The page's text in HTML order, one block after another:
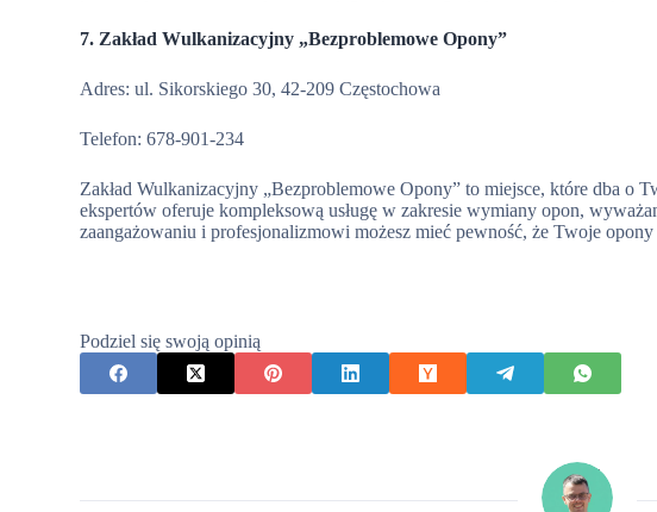
7. Zakład Wulkanizacyjny „Bezproblemowe Opony”
Adres: ul. Sikorskiego 30, 42-209 Częstochowa
Telefon: 678-901-234
Zakład Wulkanizacyjny „Bezproblemowe Opony” to miejsce, które dba o
ekspertów oferuje kompleksową usługę w zakresie wymiany opon,
zaangażowaniu i profesjonalizmowi możesz mieć pewność, że Twoje
Podziel się swoją opinią